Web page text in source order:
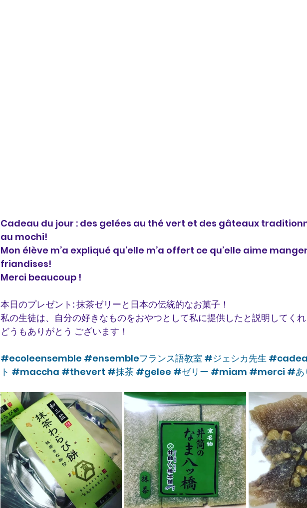
Cadeau du jour : des gelées au thé vert et des gâteaux
au mochi!
Mon élève m’a expliqué qu’elle m’a offert ce qu’elle aime
friandises!
Merci beaucoup !
本日のプレゼント: 抹茶ゼリーと日本の伝統的なお菓子！
私の生徒は、自分の好きなものをおやつとして私に提供したと説明してく
どうもありがとう ございます！
#ecoleensemble #ensembleフランス語教室 #ジェシカ先生
ト #maccha #thevert #抹茶 #gelee #ゼリー #miam #merci #あ